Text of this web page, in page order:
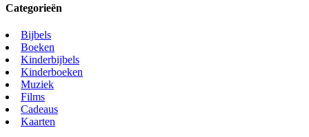
Categorieën
Bijbels
Boeken
Kinderbijbels
Kinderboeken
Muziek
Films
Cadeaus
Kaarten